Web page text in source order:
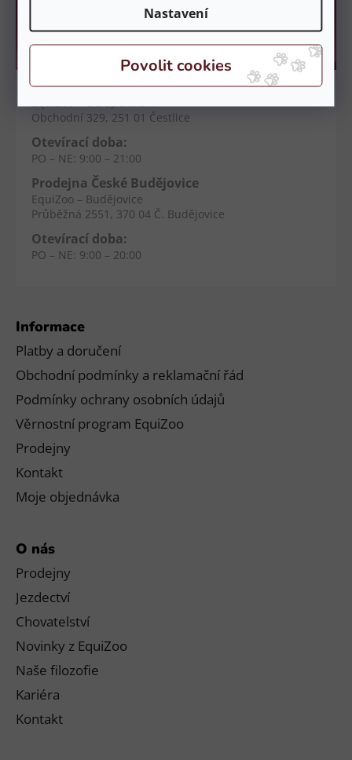
Nastavení
Informace
Platby a doručení
Obchodní podmínky a reklamační řád
Podmínky ochrany osobních údajů
Věrnostní program EquiZoo
Prodejny
Kontakt
Moje objednávka
O nás
Prodejny
Jezdectví
Chovatelství
Novinky z EquiZoo
Naše filozofie
Kariéra
Kontakt
Kamenné prodejny
Prodejna Čestlice
Obchodní 329, 251 01 Čestlice
Otevírací doba:
PO – NE: 9:00 – 21:00
Prodejna České Budějovice
EquiZoo – Budějovice
Průběžná 2551, 370 04 Č. Budějovice
Otevírací doba:
PO – NE: 9:00 – 20:00